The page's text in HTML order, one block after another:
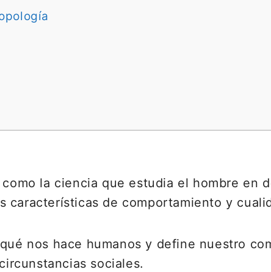
la ciencia que estudia el hombre en
características de comportamiento y
nos hace humanos y define nuestro
sociales.